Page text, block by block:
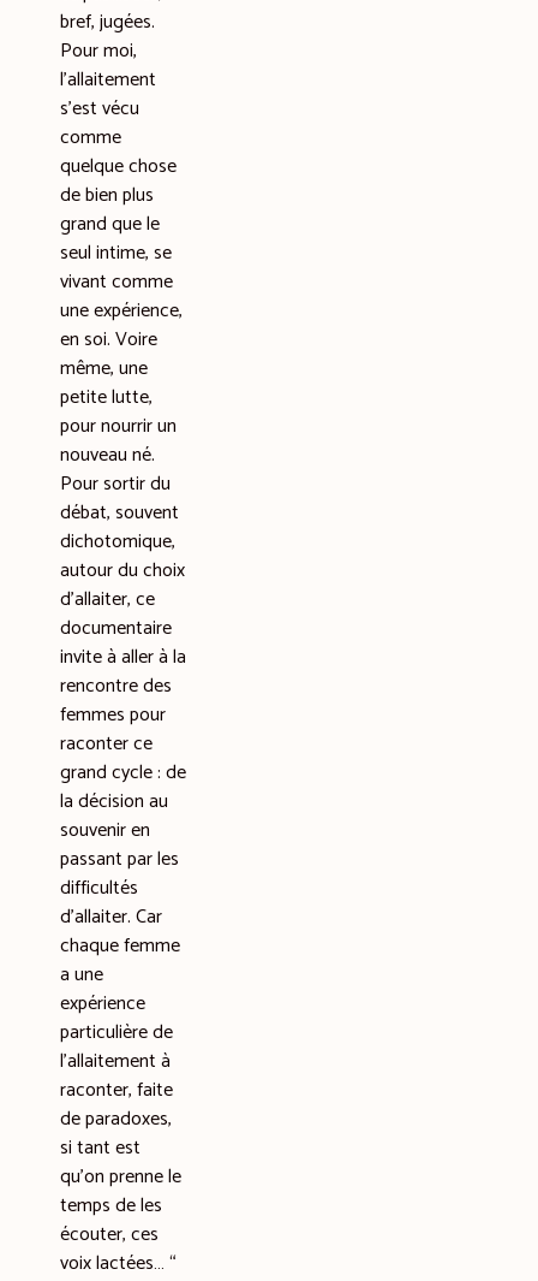
bref, jugées.
Pour moi,
l’allaitement
s’est vécu
comme
quelque chose
de bien plus
grand que le
seul intime, se
vivant comme
une expérience,
en soi. Voire
même, une
petite lutte,
pour nourrir un
nouveau né.
Pour sortir du
débat, souvent
dichotomique,
autour du choix
d’allaiter, ce
documentaire
invite à aller à la
rencontre des
femmes pour
raconter ce
grand cycle : de
la décision au
souvenir en
passant par les
difficultés
d’allaiter. Car
chaque femme
a une
expérience
particulière de
l’allaitement à
raconter, faite
de paradoxes,
si tant est
qu’on prenne le
temps de les
écouter, ces
voix lactées… “